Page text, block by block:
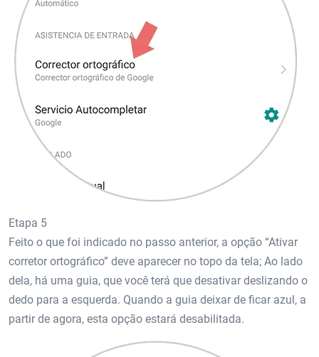
Etapa 5
Feito o que foi indicado no passo anterior, a opção “Ativar
corretor ortográfico” deve aparecer no topo da tela; Ao lado
dela, há uma guia, que você terá que desativar deslizando o
dedo para a esquerda. Quando a guia deixar de ficar azul, a
partir de agora, esta opção estará desabilitada.